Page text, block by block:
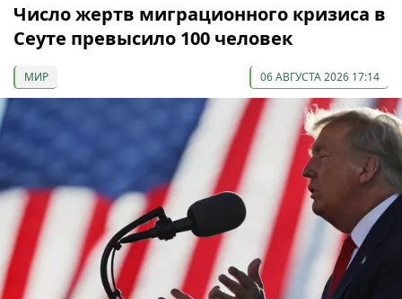
Число жертв миграционного кризиса в
Сеуте превысило 100 человек
МИР 06 АВГУСТА 2026 17:14